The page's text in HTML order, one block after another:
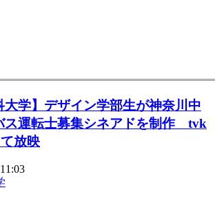
⼤学】デザイン学部⽣が神奈川中
ス運転⼠募集シネアドを制作 tvk
放映